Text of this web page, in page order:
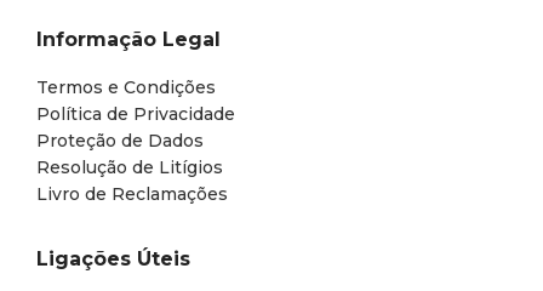
Informação Legal
Termos e Condições
Política de Privacidade
Proteção de Dados
Resolução de Litígios
Livro de Reclamações
Ligações Úteis